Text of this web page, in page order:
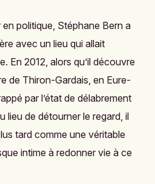
en politique, Stéphane Bern a
avec un lieu qui allait
En 2012, alors qu’il découvre
de Thiron-Gardais, en Eure-
par l’état de délabrement
lieu de détourner le regard, il
tard comme une véritable
intime à redonner vie à ce